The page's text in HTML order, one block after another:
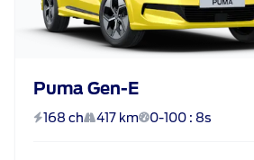
Puma Gen-E
168 ch 417 km 0-100 : 8s